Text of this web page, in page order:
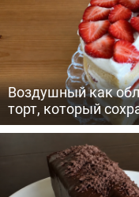
Воздушный как
торт, который